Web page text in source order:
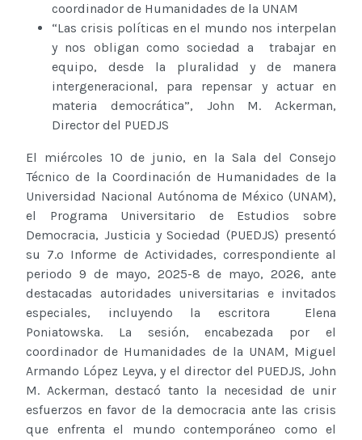
coordinador de Humanidades de la UNAM
“Las crisis políticas en el mundo nos interpelan
y nos obligan como sociedad a trabajar en
equipo, desde la pluralidad y de manera
intergeneracional, para repensar y actuar en
materia democrática”, John M. Ackerman,
Director del PUEDJS
El miércoles 10 de junio, en la Sala del Consejo
Técnico de la Coordinación de Humanidades de la
Universidad Nacional Autónoma de México (UNAM),
el Programa Universitario de Estudios sobre
Democracia, Justicia y Sociedad (PUEDJS) presentó
su 7.º Informe de Actividades, correspondiente al
periodo 9 de mayo, 2025-8 de mayo, 2026, ante
destacadas autoridades universitarias e invitados
especiales, incluyendo la escritora Elena
Poniatowska. La sesión, encabezada por el
coordinador de Humanidades de la UNAM, Miguel
Armando López Leyva, y el director del PUEDJS, John
M. Ackerman, destacó tanto la necesidad de unir
esfuerzos en favor de la democracia ante las crisis
que enfrenta el mundo contemporáneo como el